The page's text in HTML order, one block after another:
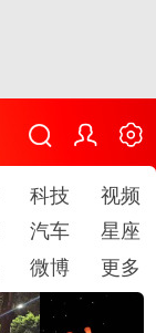
科技
视频
汽车
星座
微博 更多